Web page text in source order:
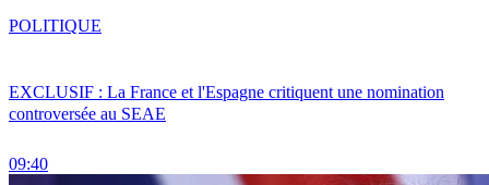
EXCLUSIF : La France et l'Espagne critiquent une nomination
controversée au SEAE
09:40
POLITIQUE